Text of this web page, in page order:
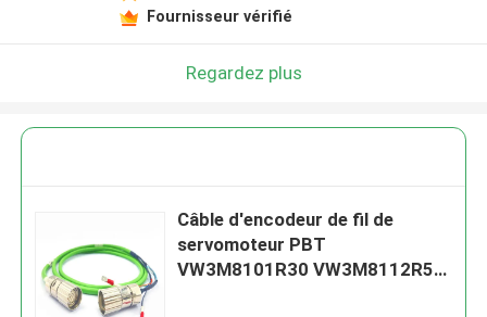
Fournisseur vérifié
Regardez plus
Câble d'encodeur de fil de
servomoteur PBT
VW3M8101R30 VW3M8112R50